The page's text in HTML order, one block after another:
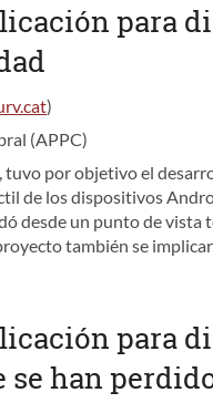
para
)
(APPC)
por objetivo el
de los dispositivos
desde un punto de
también se
para
se han